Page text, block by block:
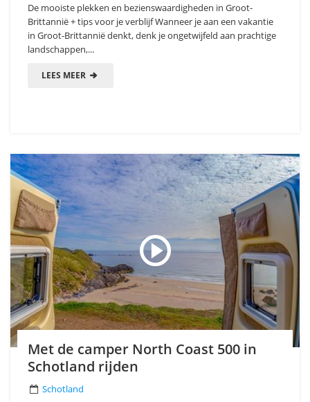
De mooiste plekken en bezienswaardigheden in Groot-
Brittannië + tips voor je verblijf Wanneer je aan een vakantie
in Groot-Brittannië denkt, denk je ongetwijfeld aan prachtige
landschappen,...
LEES MEER
Met de camper North Coast 500 in
Schotland rijden
Schotland